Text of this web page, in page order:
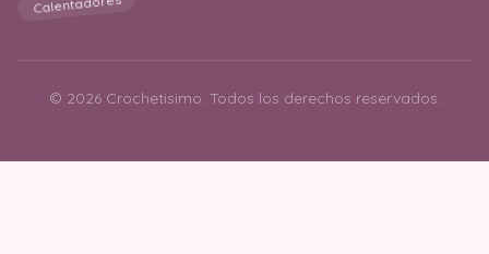
© 2026 Crochetisimo. Todos los derechos reservados.